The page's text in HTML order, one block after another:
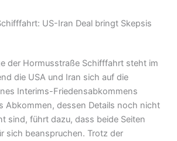
der Hormusstraße Schifffahrt steht im
die USA und Iran sich auf die
Interims-Friedensabkommens
Abkommen, dessen Details noch nicht
sind, führt dazu, dass beide Seiten
sich beanspruchen. Trotz der